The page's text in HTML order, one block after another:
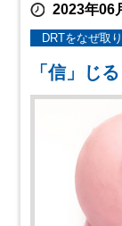
2023年06
DRTをなぜ取
「信」じ